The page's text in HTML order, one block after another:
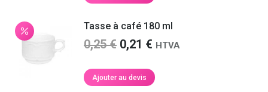
Tasse à café 180 ml
0,25€ Le
initial
0,21 € Le
actuel
HTVA
Ajouter au devis